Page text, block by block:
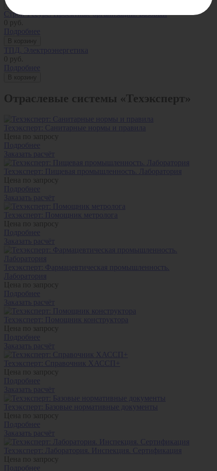
В корзину
Строй-Ресурс: Проектные организации. Базовый
0 руб.
Подробнее
В корзину
ТПД. Электроэнергетика
0 руб.
Подробнее
В корзину
Отраслевые системы «Техэксперт»
Техэксперт: Санитарные нормы и правила
Цена по запросу
Подробнее
Заказать расчёт
Техэксперт: Пищевая промышленность. Лаборатория
Цена по запросу
Подробнее
Заказать расчёт
Техэксперт: Помощник метролога
Цена по запросу
Подробнее
Заказать расчёт
Техэксперт: Фармацевтическая промышленность.
Лаборатория
Цена по запросу
Подробнее
Заказать расчёт
Техэксперт: Помощник конструктора
Цена по запросу
Подробнее
Заказать расчёт
Техэксперт: Справочник ХАССП+
Цена по запросу
Подробнее
Заказать расчёт
Техэксперт: Базовые нормативные документы
Цена по запросу
Подробнее
Заказать расчёт
Техэксперт: Лаборатория. Инспекция. Сертификация
Цена по запросу
Подробнее